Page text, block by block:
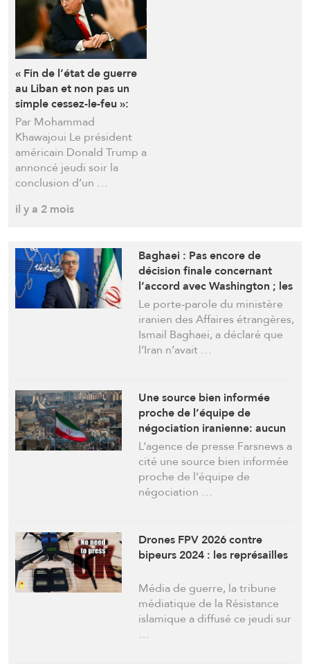
« Fin de l’état de guerre
au Liban et non pas un
simple cessez-le-feu »:
Trump annonce un
accord et Téhéran reste
prudente
Par Mohammad
Khawajoui Le président
américain Donald Trump a
annoncé jeudi soir la
conclusion d’un …
il y a 2 mois
Baghaei : Pas encore de
décision finale concernant
l’accord avec Washington ; les
discussions actuelles relèvent
encore de la spéculation.
Le porte-parole du ministère
iranien des Affaires étrangères,
Ismail Baghaei, a déclaré que
l’Iran n’avait …
Une source bien informée
proche de l’équipe de
négociation iranienne: aucun
texte préliminaire d’accord
avec Washington n’a encore
été adopté
L’agence de presse Farsnews a
cité une source bien informée
proche de l’équipe de
négociation …
Drones FPV 2026 contre
bipeurs 2024 : les représailles
Média de guerre, la tribune
médiatique de la Résistance
islamique a diffusé ce jeudi sur
…